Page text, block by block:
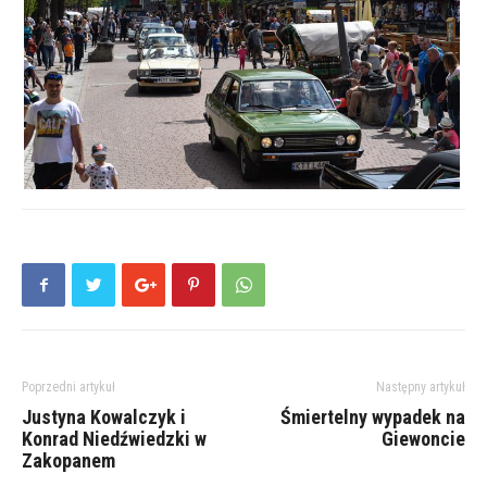
Poprzedni artykuł
Justyna Kowalczyk i
Konrad Niedźwiedzki w
Zakopanem
Następny artykuł
Śmiertelny wypadek na
Giewoncie